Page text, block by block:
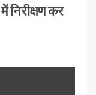
में निरीक्षण कर